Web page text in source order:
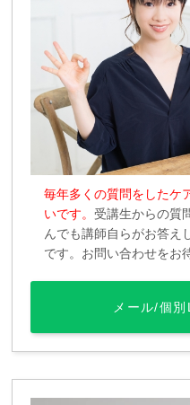
毎年多くの質問をしたケ
いです。受講生からの質
んでも講師自らがお答え
です。お問い合わせをお
メール/個